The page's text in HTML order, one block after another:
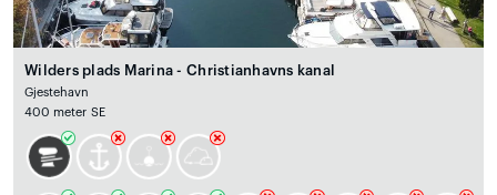
Wilders plads Marina - Christianhavns kanal
Gjestehavn
400 meter SE